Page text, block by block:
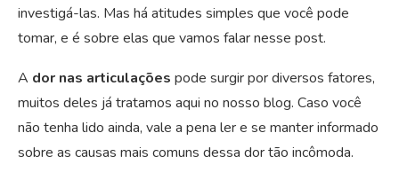
investigá-las. Mas há atitudes simples que você pode
tomar, e é sobre elas que vamos falar nesse post.
A dor nas articulações pode surgir por diversos fatores,
muitos deles já tratamos aqui no nosso blog. Caso você
não tenha lido ainda, vale a pena ler e se manter informado
sobre as causas mais comuns dessa dor tão incômoda.